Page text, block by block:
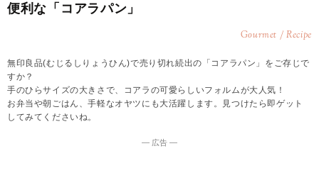
便利な「コアラパン」
Gourmet / Recipe
無印良品(むじるしりょうひん)で売り切れ続出の「コアラパン」をご存じで
すか？
手のひらサイズの大きさで、コアラの可愛らしいフォルムが大人気！
お弁当や朝ごはん、手軽なオヤツにも大活躍します。見つけたら即ゲット
してみてくださいね。
― 広告 ―